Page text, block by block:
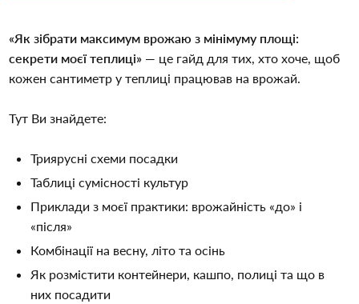
«Як зібрати максимум врожаю з мінімуму площі:
секрети моєї теплиці» — це гайд для тих, хто хоче, щоб
кожен сантиметр у теплиці працював на врожай.
Тут Ви знайдете:
Триярусні схеми посадки
Таблиці сумісності культур
Приклади з моєї практики: врожайність «до» і
«після»
Комбінації на весну, літо та осінь
Як розмістити контейнери, кашпо, полиці та що в
них посадити